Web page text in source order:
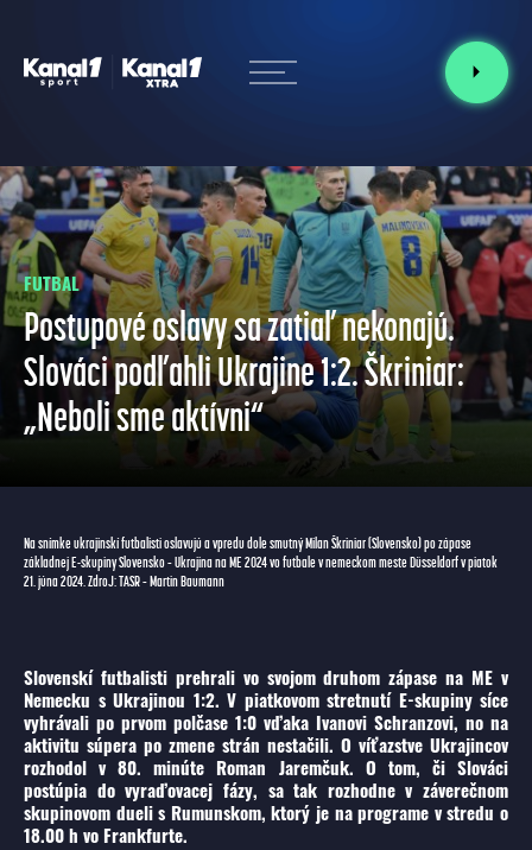
FUTBAL
Postupové oslavy sa zatiaľ nekonajú.
Slováci podľahli Ukrajine 1:2. Škriniar:
„Neboli sme aktívni“
Na snímke ukrajinskí futbalisti oslavujú a vpredu dole smutný Milan Škriniar (Slovensko) po zápase
základnej E-skupiny Slovensko – Ukrajina na ME 2024 vo futbale v nemeckom meste Düsseldorf v piatok
21. júna 2024. ZdroJ: TASR – Martin Baumann
Slovenskí futbalisti prehrali vo svojom druhom zápase na ME v
Nemecku s Ukrajinou 1:2. V piatkovom stretnutí E-skupiny síce
vyhrávali po prvom polčase 1:0 vďaka Ivanovi Schranzovi, no na
aktivitu súpera po zmene strán nestačili. O víťazstve Ukrajincov
rozhodol v 80. minúte Roman Jaremčuk. O tom, či Slováci
postúpia do vyraďovacej fázy, sa tak rozhodne v záverečnom
skupinovom dueli s Rumunskom, ktorý je na programe v stredu o
18.00 h vo Frankfurte.